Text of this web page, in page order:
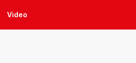
Video